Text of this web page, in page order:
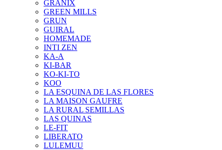
GRANIX
GREEN MILLS
GRUN
GUIRAL
HOMEMADE
INTI ZEN
KA-A
KI-BAR
KO-KI-TO
KOO
LA ESQUINA DE LAS FLORES
LA MAISON GAUFRE
LA RURAL SEMILLAS
LAS QUINAS
LE-FIT
LIBERATO
LULEMUU